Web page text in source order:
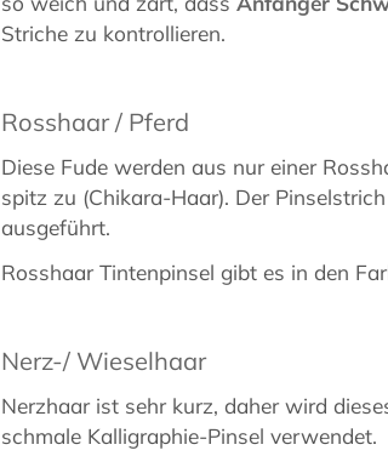
Striche zu kontrollieren.
Rosshaar / Pferd
Diese Fude werden aus nur einer
spitz zu (Chikara-Haar). Der
ausgeführt.
Rosshaar Tintenpinsel gibt es in den
Nerz-/ Wieselhaar
Nerzhaar ist sehr kurz, daher wird
schmale Kalligraphie-Pinsel verwendet.